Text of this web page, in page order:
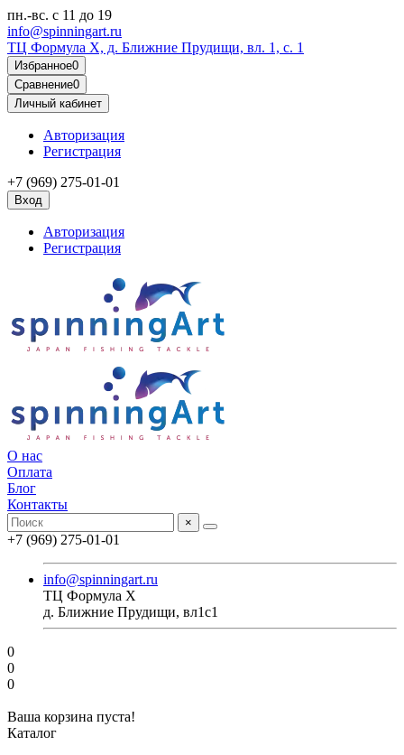
пн.-вс. с 11 до 19
info@spinningart.ru
ТЦ Формула X, д. Ближние Прудищи, вл. 1, с. 1
Избранное0
Сравнение0
Личный кабинет
Авторизация
Регистрация
+7 (969) 275-01-01
Вход
Авторизация
Регистрация
О нас
Оплата
Блог
Контакты
×
+7 (969) 275-01-01
info@spinningart.ru
ТЦ Формула X
д. Ближние Прудищи, вл1с1
0
0
0
Ваша корзина пуста!
Каталог